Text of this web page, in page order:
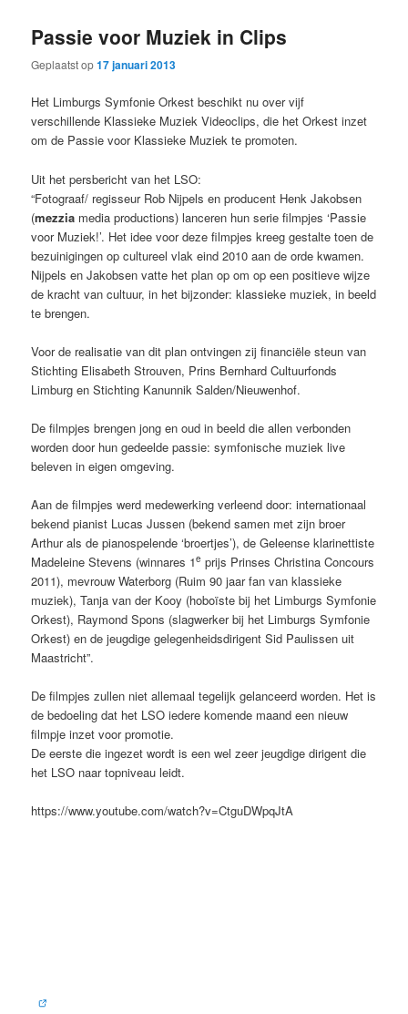
inhoud
inhoud
Passie voor Muziek in Clips
Geplaatst op17 januari 2013
Het Limburgs Symfonie Orkest beschikt nu over vijf
verschillende Klassieke Muziek Videoclips, die het Orkest inzet
om de Passie voor Klassieke Muziek te promoten.
Uit het persbericht van het LSO:
“Fotograaf/ regisseur Rob Nijpels en producent Henk Jakobsen
(mezzia media productions) lanceren hun serie filmpjes ‘Passie
voor Muziek!’. Het idee voor deze filmpjes kreeg gestalte toen de
bezuinigingen op cultureel vlak eind 2010 aan de orde kwamen.
Nijpels en Jakobsen vatte het plan op om op een positieve wijze
de kracht van cultuur, in het bijzonder: klassieke muziek, in beeld
te brengen.
Voor de realisatie van dit plan ontvingen zij financiële steun van
Stichting Elisabeth Strouven, Prins Bernhard Cultuurfonds
Limburg en Stichting Kanunnik Salden/Nieuwenhof.
De filmpjes brengen jong en oud in beeld die allen verbonden
worden door hun gedeelde passie: symfonische muziek live
beleven in eigen omgeving.
Aan de filmpjes werd medewerking verleend door: internationaal
bekend pianist Lucas Jussen (bekend samen met zijn broer
Arthur als de pianospelende ‘broertjes’), de Geleense klarinettiste
Madeleine Stevens (winnares 1e prijs Prinses Christina Concours
2011), mevrouw Waterborg (Ruim 90 jaar fan van klassieke
muziek), Tanja van der Kooy (hoboïste bij het Limburgs Symfonie
Orkest), Raymond Spons (slagwerker bij het Limburgs Symfonie
Orkest) en de jeugdige gelegenheidsdirigent Sid Paulissen uit
Maastricht”.
De filmpjes zullen niet allemaal tegelijk gelanceerd worden. Het is
de bedoeling dat het LSO iedere komende maand een nieuw
filmpje inzet voor promotie.
De eerste die ingezet wordt is een wel zeer jeugdige dirigent die
het LSO naar topniveau leidt.
https://www.youtube.com/watch?v=CtguDWpqJtA